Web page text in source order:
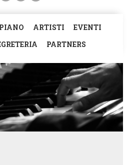
ARTISTI
EVENTI
PARTNERS